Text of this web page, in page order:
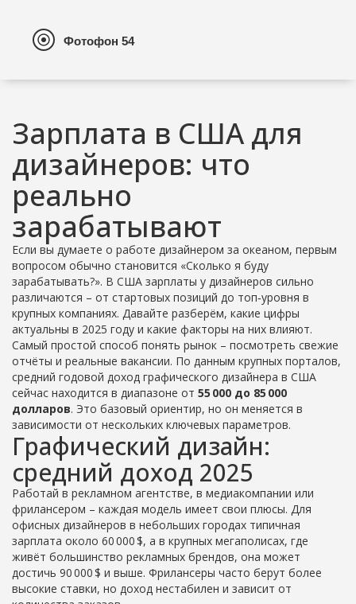
Зарплата в США для
дизайнеров: что
реально
зарабатывают
Если вы думаете о работе дизайнером за океаном, первым
вопросом обычно становится «Сколько я буду
зарабатывать?». В США зарплаты у дизайнеров сильно
различаются – от стартовых позиций до топ‑уровня в
крупных компаниях. Давайте разберём, какие цифры
актуальны в 2025 году и какие факторы на них влияют.
Самый простой способ понять рынок – посмотреть свежие
отчёты и реальные вакансии. По данным крупных порталов,
средний годовой доход графического дизайнера в США
сейчас находится в диапазоне от 55 000 до 85 000
долларов. Это базовый ориентир, но он меняется в
зависимости от нескольких ключевых параметров.
Графический дизайн:
средний доход 2025
Работай в рекламном агентстве, в медиакомпании или
фрилансером – каждая модель имеет свои плюсы. Для
офисных дизайнеров в небольших городах типичная
зарплата около 60 000 $, а в крупных мегаполисах, где
живёт большинство рекламных брендов, она может
достичь 90 000 $ и выше. Фрилансеры часто берут более
высокие ставки, но доход нестабилен и зависит от